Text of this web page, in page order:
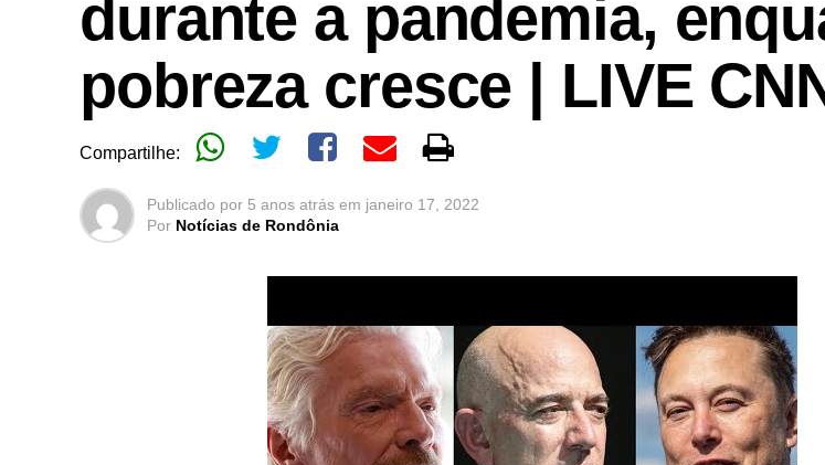
durante a pandemia,
pobreza cresce | LIVE
Compartilhe:
Publicado por 5 anos atrás em janeiro 17, 2022
Por Notícias de Rondônia